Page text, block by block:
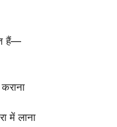
हैं—
में लाना